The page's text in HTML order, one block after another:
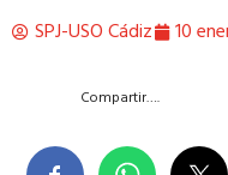
SPJ-USO Cádiz 10
Compartir….